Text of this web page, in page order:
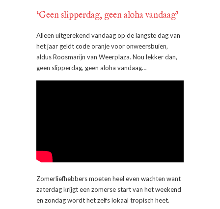
‘Geen slipperdag, geen aloha vandaag’
Alleen uitgerekend vandaag op de langste dag van
het jaar geldt code oranje voor onweersbuien,
aldus Roosmarijn van Weerplaza. Nou lekker dan,
geen slipperdag, geen aloha vandaag…
Zomerliefhebbers moeten heel even wachten want
zaterdag krijgt een zomerse start van het weekend
en zondag wordt het zelfs lokaal tropisch heet.